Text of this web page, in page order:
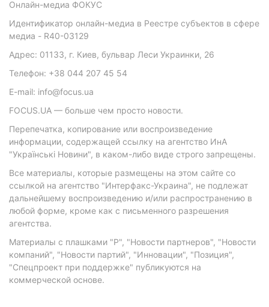
Онлайн-медиа ФОКУС
Идентификатор онлайн-медиа в Реестре субъектов в сфере
медиа - R40-03129
Адрес: 01133, г. Киев, бульвар Леси Украинки, 26
Телефон: +38 044 207 45 54
E-mail: info@focus.ua
FOCUS.UA — больше чем просто новости.
Перепечатка, копирование или воспроизведение
информации, содержащей ссылку на агентство ИнА
"Українські Новини", в каком-либо виде строго запрещены.
Все материалы, которые размещены на этом сайте со
ссылкой на агентство "Интерфакс-Украина", не подлежат
дальнейшему воспроизведению и/или распространению в
любой форме, кроме как с письменного разрешения
агентства.
Материалы с плашками "Р", "Новости партнеров", "Новости
компаний", "Новости партий", "Инновации", "Позиция",
"Спецпроект при поддержке" публикуются на
коммерческой основе.